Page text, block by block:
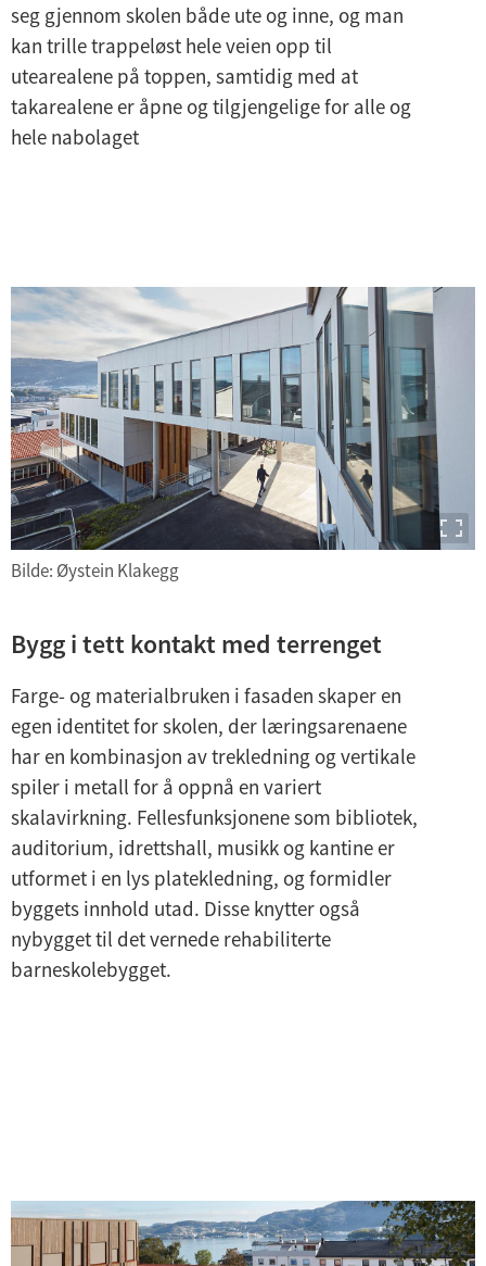
seg gjennom skolen både ute og inne, og man
kan trille trappeløst hele veien opp til
utearealene på toppen, samtidig med at
takarealene er åpne og tilgjengelige for alle og
hele nabolaget
Bygg i tett kontakt med terrenget
Farge- og materialbruken i fasaden skaper en
egen identitet for skolen, der læringsarenaene
har en kombinasjon av trekledning og vertikale
spiler i metall for å oppnå en variert
skalavirkning. Fellesfunksjonene som bibliotek,
auditorium, idrettshall, musikk og kantine er
utformet i en lys platekledning, og formidler
byggets innhold utad. Disse knytter også
nybygget til det vernede rehabiliterte
barneskolebygget.
Bilde: Øystein Klakegg